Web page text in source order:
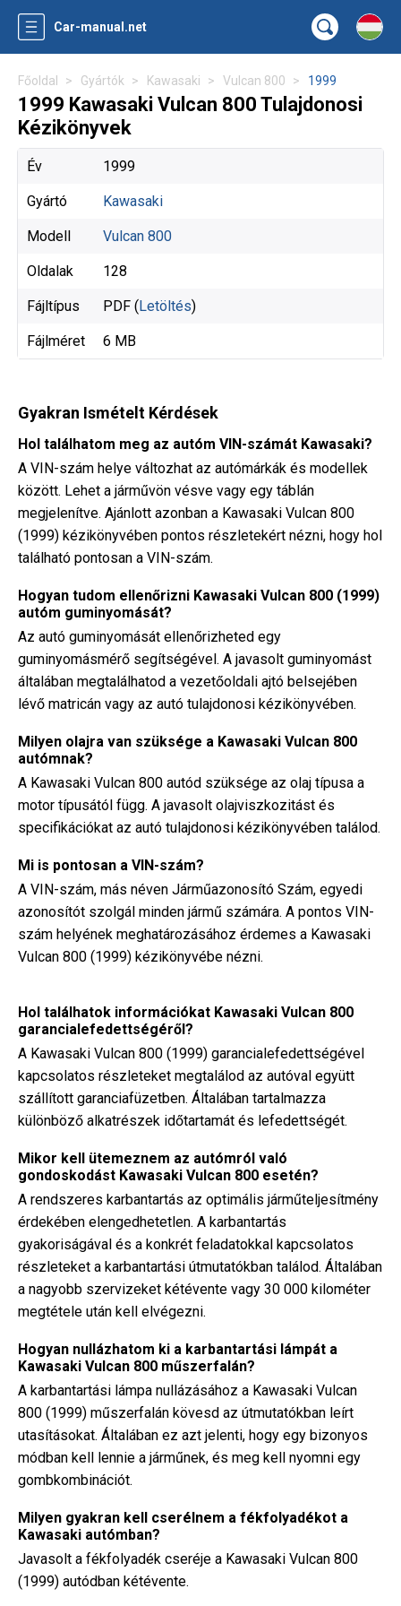
Car-manual.net
Főoldal Gyártók Kawasaki Vulcan 800 1999
1999 Kawasaki Vulcan 800 Tulajdonosi
Kézikönyvek
Év 1999
Gyártó Kawasaki
Modell Vulcan 800
Oldalak 128
Fájltípus PDF (Letöltés)
Fájlméret 6 MB
Gyakran Ismételt Kérdések
Hol találhatom meg az autóm VIN-számát Kawasaki?
A VIN-szám helye változhat az autómárkák és modellek
között. Lehet a járművön vésve vagy egy táblán
megjelenítve. Ajánlott azonban a Kawasaki Vulcan 800
(1999) kézikönyvében pontos részletekért nézni, hogy hol
található pontosan a VIN-szám.
Hogyan tudom ellenőrizni Kawasaki Vulcan 800 (1999)
autóm guminyomását?
Az autó guminyomását ellenőrizheted egy
guminyomásmérő segítségével. A javasolt guminyomást
általában megtalálhatod a vezetőoldali ajtó belsejében
lévő matricán vagy az autó tulajdonosi kézikönyvében.
Milyen olajra van szüksége a Kawasaki Vulcan 800
autómnak?
A Kawasaki Vulcan 800 autód szüksége az olaj típusa a
motor típusától függ. A javasolt olajviszkozitást és
specifikációkat az autó tulajdonosi kézikönyvében találod.
Mi is pontosan a VIN-szám?
A VIN-szám, más néven Járműazonosító Szám, egyedi
azonosítót szolgál minden jármű számára. A pontos VIN-
szám helyének meghatározásához érdemes a Kawasaki
Vulcan 800 (1999) kézikönyvébe nézni.
Hol találhatok információkat Kawasaki Vulcan 800
garancialefedettségéről?
A Kawasaki Vulcan 800 (1999) garancialefedettségével
kapcsolatos részleteket megtalálod az autóval együtt
szállított garanciafüzetben. Általában tartalmazza
különböző alkatrészek időtartamát és lefedettségét.
Mikor kell ütemeznem az autómról való
gondoskodást Kawasaki Vulcan 800 esetén?
A rendszeres karbantartás az optimális járműteljesítmény
érdekében elengedhetetlen. A karbantartás
gyakoriságával és a konkrét feladatokkal kapcsolatos
részleteket a karbantartási útmutatókban találod. Általában
a nagyobb szervizeket kétévente vagy 30 000 kilométer
megtétele után kell elvégezni.
Hogyan nullázhatom ki a karbantartási lámpát a
Kawasaki Vulcan 800 műszerfalán?
A karbantartási lámpa nullázásához a Kawasaki Vulcan
800 (1999) műszerfalán kövesd az útmutatókban leírt
utasításokat. Általában ez azt jelenti, hogy egy bizonyos
módban kell lennie a járműnek, és meg kell nyomni egy
gombkombinációt.
Milyen gyakran kell cserélnem a fékfolyadékot a
Kawasaki autómban?
Javasolt a fékfolyadék cseréje a Kawasaki Vulcan 800
(1999) autódban kétévente.